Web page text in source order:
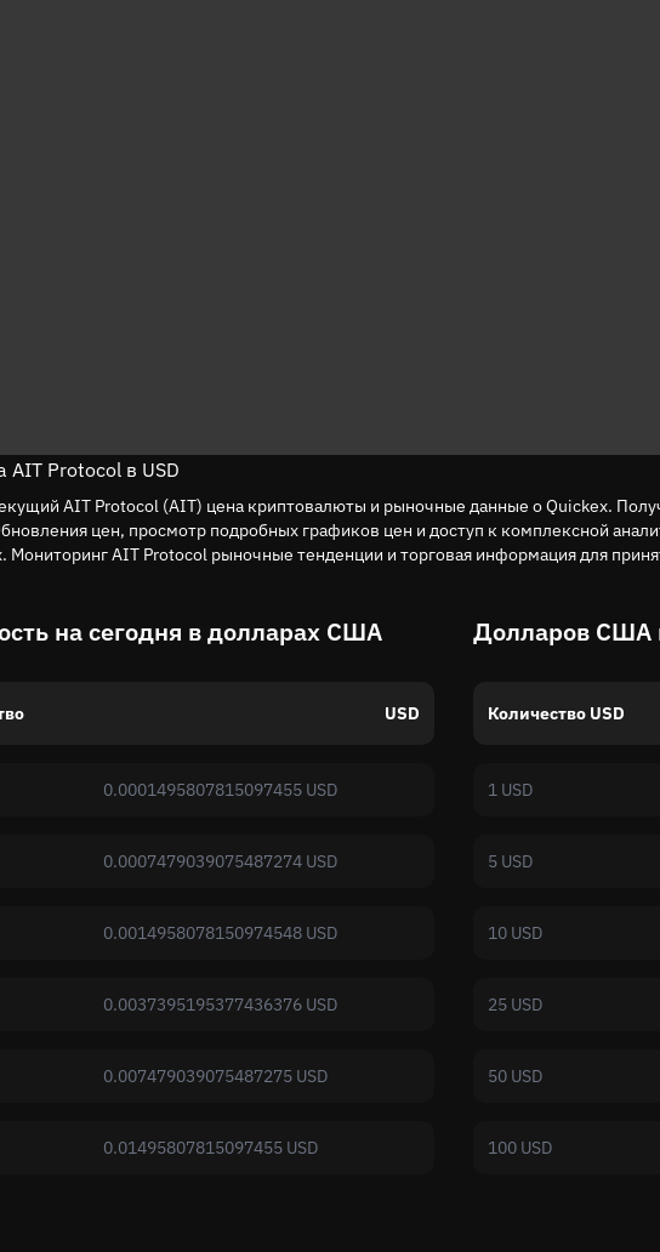
AIT Protocol в USD
AIT Protocol (AIT) цена криптовалюты и рыночные данные о Quickex.
цен, просмотр подробных графиков цен и доступ к комплексной
Мониторинг AIT Protocol рыночные тенденции и торговая информация для
на сегодня в долларах США
USD
0.0001495807815097455 USD
0.0007479039075487274 USD
0.0014958078150974548 USD
0.0037395195377436376 USD
0.007479039075487275 USD
0.01495807815097455 USD
Долларов США
Количество USD
1 USD
5 USD
10 USD
25 USD
50 USD
100 USD